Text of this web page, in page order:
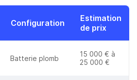
Configuration
Estimation
de prix
Batterie plomb
15 000 € à
25 000 €